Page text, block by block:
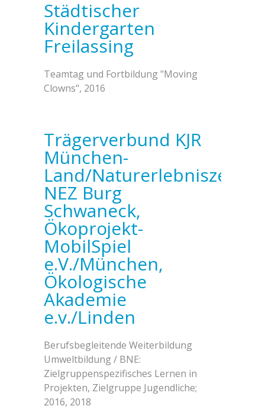
Städtischer
Kindergarten
Freilassing
Teamtag und Fortbildung "Moving
Clowns", 2016
Trägerverbund KJR
München-
Land/
NEZ Burg
Schwaneck,
Ökoprojekt-
MobilSpiel
e.V./München,
Ökologische
Akademie
e.v./Linden
Berufsbegleitende Weiterbildung
Umweltbildung / BNE:
Zielgruppenspezifisches Lernen in
Projekten, Zielgruppe Jugendliche;
2016, 2018